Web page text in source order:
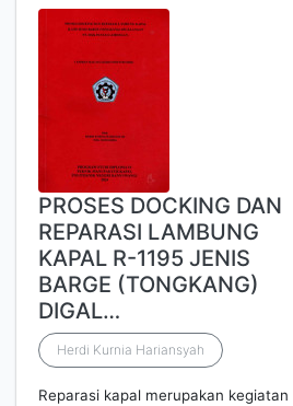
PROSES DOCKING DAN
REPARASI LAMBUNG
KAPAL R-1195 JENIS
BARGE (TONGKANG)
DIGAL…
Herdi Kurnia Hariansyah
Reparasi kapal merupakan kegiatan